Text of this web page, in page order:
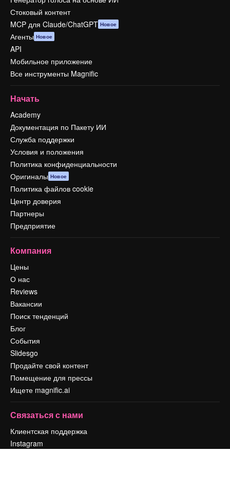
Стоковый контент
MCP для Claude/ChatGPT Новое
Агенты Новое
API
Мобильное приложение
Все инструменты Magnific
Начать
Academy
Документация по Пакету ИИ
Служба поддержки
Условия и положения
Политика конфиденциальности
Оригиналы Новое
Политика файлов cookie
Центр доверия
Партнеры
Предприятие
Компания
Цены
О нас
Reviews
Вакансии
Поиск тенденций
Блог
События
Slidesgo
Продайте свой контент
Помещение для прессы
Ищете magnific.ai
Связаться с нами
Клиентская поддержка
Instagram